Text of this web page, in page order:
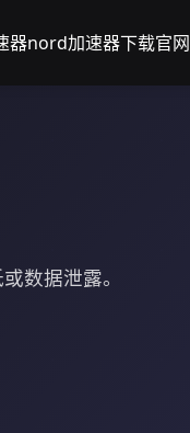
器nord加速器下载官网
数据泄露。